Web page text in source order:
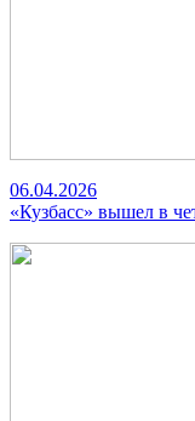
06.04.2026
«Кузбасс» вышел в